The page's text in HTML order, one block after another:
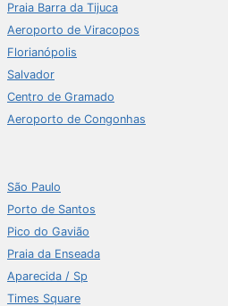
Praia Barra da Tijuca
Aeroporto de Viracopos
Florianópolis
Salvador
Centro de Gramado
Aeroporto de Congonhas
São Paulo
Porto de Santos
Pico do Gavião
Praia da Enseada
Aparecida / Sp
Times Square